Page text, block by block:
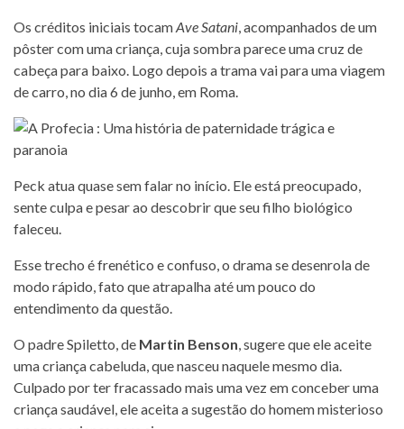
Os créditos iniciais tocamAve Satani , acompanhados de um
pôster com uma criança, cuja sombra parece uma cruz de
cabeça para baixo. Logo depois a trama vai para uma viagem
de carro, no dia 6 de junho, em Roma.
Peck atua quase sem falar no início. Ele está preocupado,
sente culpa e pesar ao descobrir que seu filho biológico
faleceu.
Esse trecho é frenético e confuso, o drama se desenrola de
modo rápido, fato que atrapalha até um pouco do
entendimento da questão.
O padre Spiletto, de Martin Benson , sugere que ele aceite
uma criança cabeluda, que nasceu naquele mesmo dia.
Culpado por ter fracassado mais uma vez em conceber uma
criança saudável, ele aceita a sugestão do homem misterioso